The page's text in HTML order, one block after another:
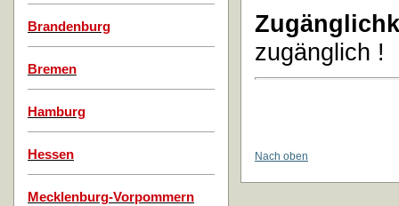
Brandenburg
Bremen
Hamburg
Hessen
Mecklenburg-Vorpommern
zugänglich !
Nach oben